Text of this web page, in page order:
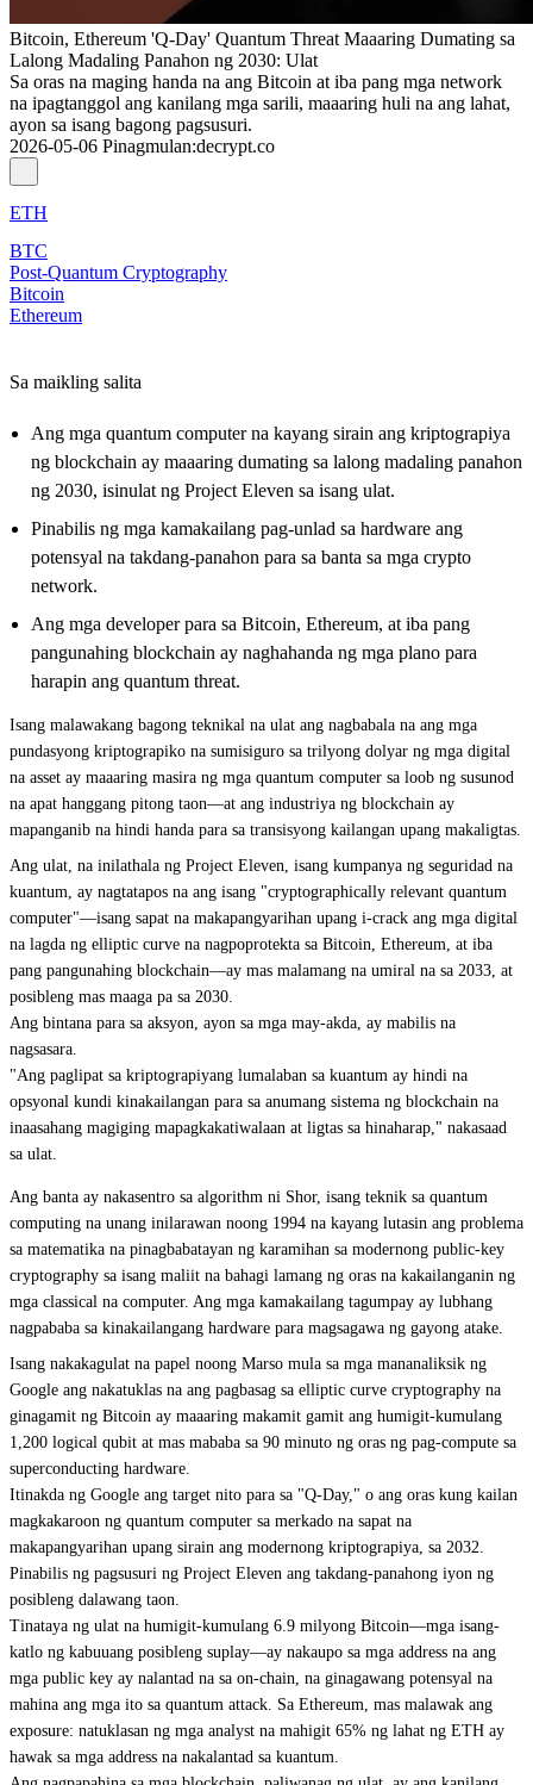
Bitcoin, Ethereum 'Q-Day' Quantum Threat Maaaring Dumating sa
Lalong Madaling Panahon ng 2030: Ulat
Sa oras na maging handa na ang Bitcoin at iba pang mga network
na ipagtanggol ang kanilang mga sarili, maaaring huli na ang lahat,
ayon sa isang bagong pagsusuri.
2026-05-06 Pinagmulan:decrypt.co
ETH
BTC
Post-Quantum Cryptography
Bitcoin
Ethereum
Sa maikling salita
Ang mga quantum computer na kayang sirain ang kriptograpiya
ng blockchain ay maaaring dumating sa lalong madaling panahon
ng 2030, isinulat ng Project Eleven sa isang ulat.
Pinabilis ng mga kamakailang pag-unlad sa hardware ang
potensyal na takdang-panahon para sa banta sa mga crypto
network.
Ang mga developer para sa Bitcoin, Ethereum, at iba pang
pangunahing blockchain ay naghahanda ng mga plano para
harapin ang quantum threat.
Isang malawakang bagong teknikal na ulat ang nagbabala na ang mga
pundasyong kriptograpiko na sumisiguro sa trilyong dolyar ng mga digital
na asset ay maaaring masira ng mga quantum computer sa loob ng susunod
na apat hanggang pitong taon—at ang industriya ng blockchain ay
mapanganib na hindi handa para sa transisyong kailangan upang makaligtas.
Ang ulat, na inilathala ng Project Eleven, isang kumpanya ng seguridad na
kuantum, ay nagtatapos na ang isang "cryptographically relevant quantum
computer"—isang sapat na makapangyarihan upang i-crack ang mga digital
na lagda ng elliptic curve na nagpoprotekta sa Bitcoin, Ethereum, at iba
pang pangunahing blockchain—ay mas malamang na umiral na sa 2033, at
posibleng mas maaga pa sa 2030.
Ang bintana para sa aksyon, ayon sa mga may-akda, ay mabilis na
nagsasara.
"Ang paglipat sa kriptograpiyang lumalaban sa kuantum ay hindi na
opsyonal kundi kinakailangan para sa anumang sistema ng blockchain na
inaasahang magiging mapagkakatiwalaan at ligtas sa hinaharap," nakasaad
sa ulat.
Ang banta ay nakasentro sa algorithm ni Shor, isang teknik sa quantum
computing na unang inilarawan noong 1994 na kayang lutasin ang problema
sa matematika na pinagbabatayan ng karamihan sa modernong public-key
cryptography sa isang maliit na bahagi lamang ng oras na kakailanganin ng
mga classical na computer. Ang mga kamakailang tagumpay ay lubhang
nagpababa sa kinakailangang hardware para magsagawa ng gayong atake.
Isang nakakagulat na papel noong Marso mula sa mga mananaliksik ng
Google ang nakatuklas na ang pagbasag sa elliptic curve cryptography na
ginagamit ng Bitcoin ay maaaring makamit gamit ang humigit-kumulang
1,200 logical qubit at mas mababa sa 90 minuto ng oras ng pag-compute sa
superconducting hardware.
Itinakda ng Google ang target nito para sa "Q-Day," o ang oras kung kailan
magkakaroon ng quantum computer sa merkado na sapat na
makapangyarihan upang sirain ang modernong kriptograpiya, sa 2032.
Pinabilis ng pagsusuri ng Project Eleven ang takdang-panahong iyon ng
posibleng dalawang taon.
Tinataya ng ulat na humigit-kumulang 6.9 milyong Bitcoin—mga isang-
katlo ng kabuuang posibleng suplay—ay nakaupo sa mga address na ang
mga public key ay nalantad na sa on-chain, na ginagawang potensyal na
mahina ang mga ito sa quantum attack. Sa Ethereum, mas malawak ang
exposure: natuklasan ng mga analyst na mahigit 65% ng lahat ng ETH ay
hawak sa mga address na nakalantad sa kuantum.